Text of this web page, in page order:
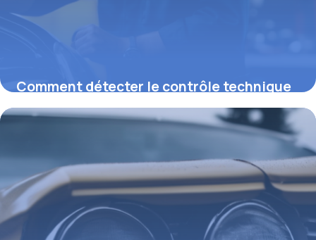
Comment détecter le contrôle technique
de complaisance et ses vices cachés